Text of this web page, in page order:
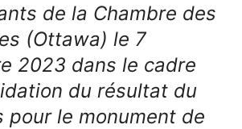
de la Chambre des
(Ottawa) le 7
2023 dans le cadre
du résultat du
pour le monument de